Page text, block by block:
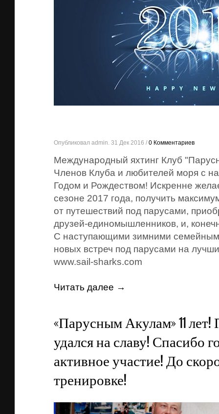
Опубликовал admin. 31 Дек 2016 / 0 Комментариев
Международный яхтинг Клуб
Членов Клуба и любителей моря с
Годом и Рождеством! Искренне
сезоне 2017 года, получить
от путешествий под парусами,
друзей-единомышленников, и,
С наступающими зимними
новых встреч под парусами на
www.sail-sharks.com
Читать далее →
«Парусным Акулам» 11 лет!
удался на славу! Спасибо
активное участие! До
тренировке!